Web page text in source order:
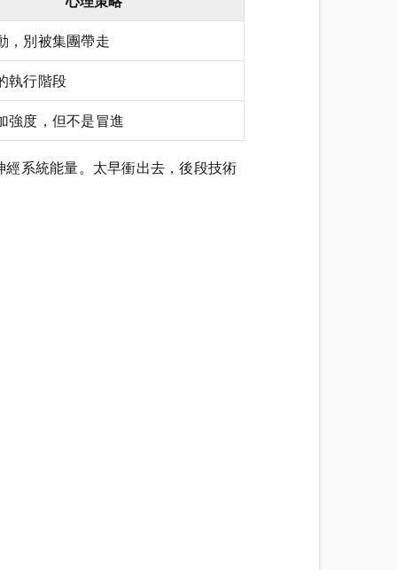
，別被集團帶走
執行階段
強度，但不是冒進
系統能量。太早衝出去，後段技術